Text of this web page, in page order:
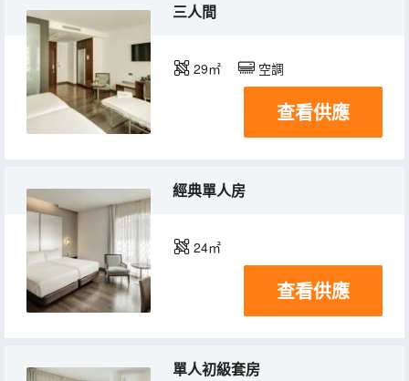
三人間
29㎡ 空調
查看供應
經典單人房
24㎡
查看供應
單人初級套房